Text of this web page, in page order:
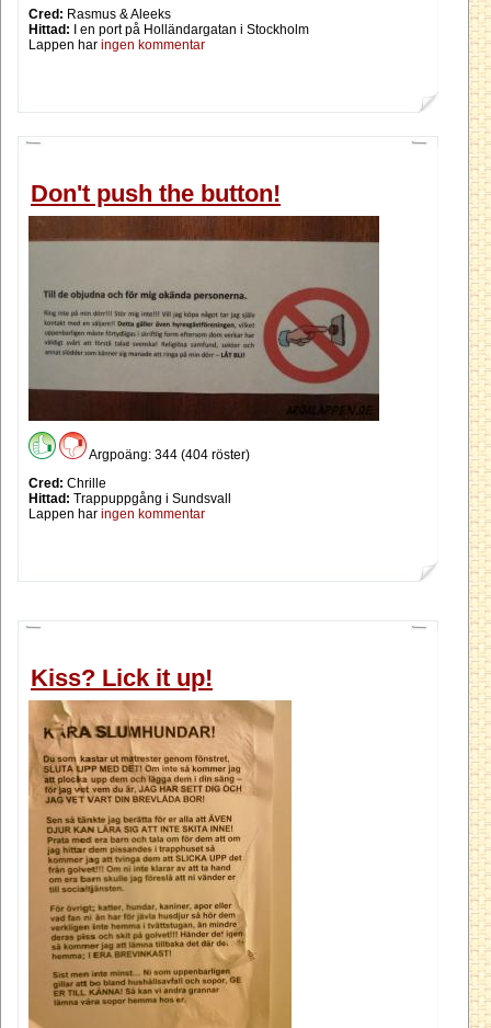
Cred: Rasmus & Aleeks
Hittad: I en port på Holländargatan i Stockholm
Lappen har ingen kommentar
Don't push the button!
Argpoäng: 344 (404 röster)
Cred: Chrille
Hittad: Trappuppgång i Sundsvall
Lappen har ingen kommentar
Kiss? Lick it up!